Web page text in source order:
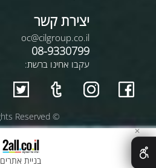
יצירת קשר
oc@cilgroup.co.il
08-9330799
עקבו אחינו ברשת:
© All Rights Reserved
בניית אתרים
✕